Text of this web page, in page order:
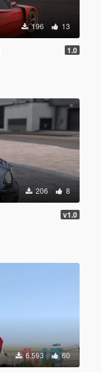
196 13
1.0
206 8
v1.0
6,593 60